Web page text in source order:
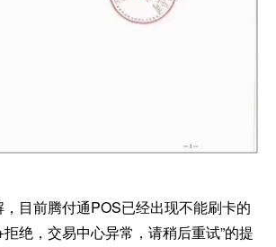
目前腾付通POS已经出现不能刷卡的
绝，交易中心异常，请稍后重试”的提